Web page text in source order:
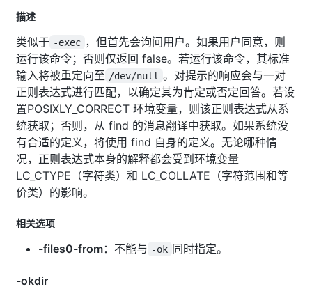
描述
类似于 -exec ，但首先会询问用户。如果用户同意，则
运行该命令；否则仅返回 false。若运行该命令，其标准
输入将被重定向至 /dev/null 。对提示的响应会与一对
正则表达式进行匹配，以确定其为肯定或否定回答。若设
置POSIXLY_CORRECT 环境变量，则该正则表达式从系
统获取；否则，从 find 的消息翻译中获取。如果系统没
有合适的定义，将使用 find 自身的定义。无论哪种情
况，正则表达式本身的解释都会受到环境变量
LC_CTYPE（字符类）和 LC_COLLATE（字符范围和等
价类）的影响。
相关选项
-files0-from：不能与 -ok 同时指定。
-okdir